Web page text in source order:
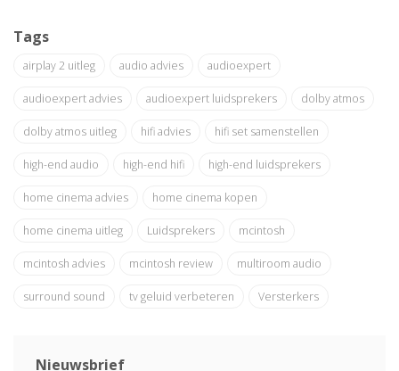
Tags
airplay 2 uitleg audio advies audioexpert
audioexpert advies audioexpert luidsprekers dolby atmos
dolby atmos uitleg hifi advies hifi set samenstellen
high-end audio high-end hifi high-end luidsprekers
home cinema advies home cinema kopen
home cinema uitleg Luidsprekers mcintosh
mcintosh advies mcintosh review multiroom audio
surround sound tv geluid verbeteren Versterkers
Nieuwsbrief